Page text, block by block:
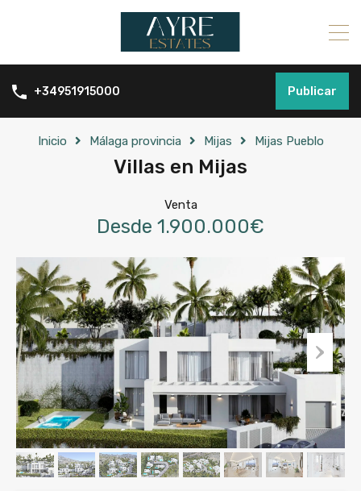
+34951915000 Publicar
Inicio Málaga provincia Mijas Mijas Pueblo
Villas en Mijas
Venta
Desde 1.900.000€